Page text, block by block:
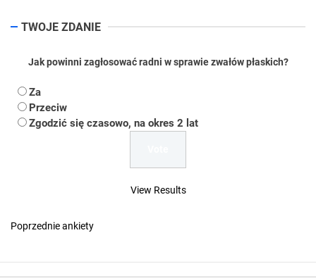
TWOJE ZDANIE
Jak powinni zagłosować radni w sprawie zwałów płaskich?
Za
Przeciw
Zgodzić się czasowo, na okres 2 lat
View Results
Poprzednie ankiety